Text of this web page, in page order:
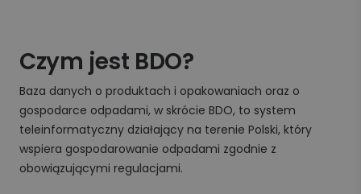
Czym jest BDO?
Baza danych o produktach i opakowaniach oraz o
gospodarce odpadami, w skrócie BDO, to system
teleinformatyczny działający na terenie Polski, który
wspiera gospodarowanie odpadami zgodnie z
obowiązującymi regulacjami.